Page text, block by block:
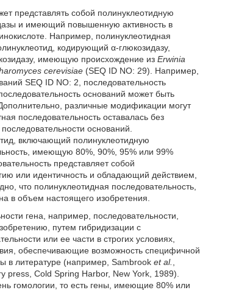
представлять собой полинуклеотидную
и имеющий повышенную активность в
Например, полинуклеотидная
кодирующий α-глюкозидазу,
имеющую происхождение изErwinia
cerevisiae (SEQ ID NO: 29). Например,
SEQ ID NO: 2, последовательность
оснований может быть
различные модификации могут
последовательность оставалась без
оснований.
включающий полинуклеотидную
имеющую 80%, 90%, 95% или 99%
представляет собой
или идентичность и обладающий действием,
что полинуклеотидная последовательность,
в объем настоящего изобретения.
гена, например, последовательности,
путем гибридизации с
или ее части в строгих условиях,
обеспечивающие возможность специфичной
в литературе (например, Sambrooket al.
Cold Spring Harbor, New York, 1989).
гомологии, то есть гены, имеющие 80% или